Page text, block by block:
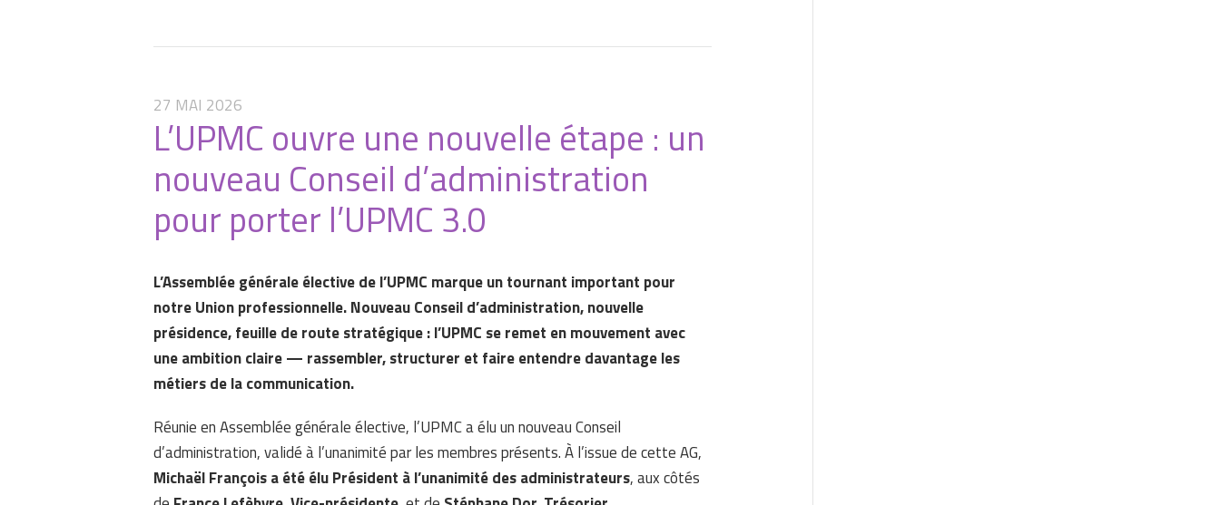
27 MAI 2026
L’UPMC ouvre une nouvelle étape : un
nouveau Conseil d’administration
pour porter l’UPMC 3.0
L’Assemblée générale élective de l’UPMC marque un tournant important pour
notre Union professionnelle. Nouveau Conseil d’administration, nouvelle
présidence, feuille de route stratégique : l’UPMC se remet en mouvement avec
une ambition claire — rassembler, structurer et faire entendre davantage les
métiers de la communication.
Réunie en Assemblée générale élective, l’UPMC a élu un nouveau Conseil
d’administration, validé à l’unanimité par les membres présents. À l’issue de cette AG,
Michaël François a été élu Président à l’unanimité des administrateurs, aux côtés